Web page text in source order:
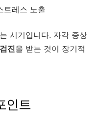
트레스 노출
시기입니다. 자각 증상
진을 받는 것이 장기적
인트